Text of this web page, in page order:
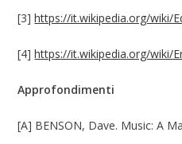
[3]https://it.wikipedia.org/wiki/
[4]https://it.wikipedia.org/wiki/
Approfondimenti
[A] BENSON, Dave. Music: A